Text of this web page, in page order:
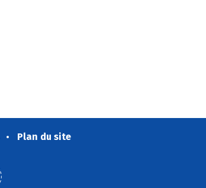
Plan du site